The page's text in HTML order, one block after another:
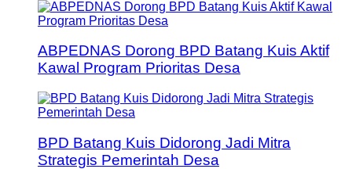
ABPEDNAS Dorong BPD Batang Kuis Aktif
Kawal Program Prioritas Desa
BPD Batang Kuis Didorong Jadi Mitra
Strategis Pemerintah Desa